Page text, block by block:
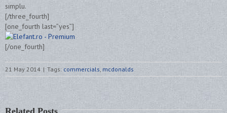
simplu.
[/three_fourth]
[one_fourth last=”yes”]
[/one_fourth]
21 May 2014 | Tags: commercials mcdonalds
Related Posts